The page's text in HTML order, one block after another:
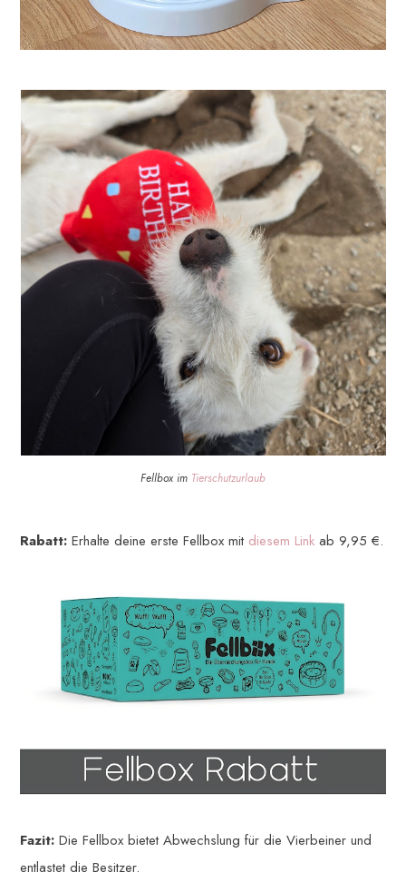
Fellbox im Tierschutzurlaub
Rabatt: Erhalte deine erste Fellbox mit diesem Link ab 9,95 €.
Fazit:Die Fellbox bietet Abwechslung für die Vierbeiner und
entlastet die Besitzer.